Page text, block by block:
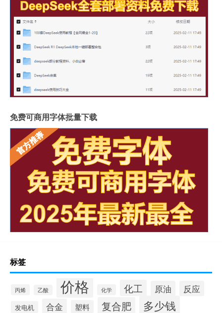
免费可商用字体批量下载
标签
丙烯 乙酸 价格 化学 化工 原油 反应
发电机 合金 塑料 复合肥 多少钱